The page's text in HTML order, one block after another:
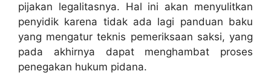
pijakan legalitasnya. Hal ini akan menyulitkan
penyidik karena tidak ada lagi panduan baku
yang mengatur teknis pemeriksaan saksi, yang
pada akhirnya dapat menghambat proses
penegakan hukum pidana.